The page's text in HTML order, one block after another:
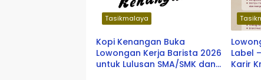
Tasikmalaya
Kopi Kenangan Buka
Lowongan Kerja Barista 2026
untuk Lulusan SMA/SMK dan
Label
Karir